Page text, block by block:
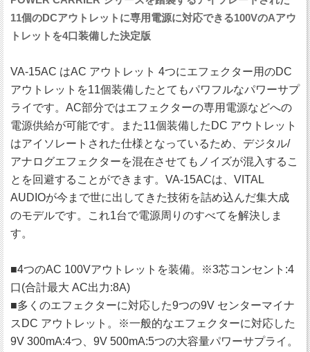
11個のDCアウトレットに専用電源に対応できる100VのAアウ
トレットを4口装備した決定版
VA-15AC はAC アウトレット 4つにエフェクター用のDC
アウトレットを11個装備したとてもパワフルなパワーサプ
ライです。AC部分ではエフェクターの専用電源などへの
電源供給が可能です。また11個装備したDC アウトレット
はアイソレートされた仕様となっているため、デジタル/
アナログエフェクターを混在させてもノイズが混入するこ
とを回避することができます。VA-15ACは、VITAL
AUDIOが今まで世に出してきた技術を詰め込んだ集大成
のモデルです。これ1台で電源周りのすべてを解決しま
す。
■4つのAC 100Vアウトレットを装備。※3芯コンセント:4
口(合計最大 AC出力:8A)
■多くのエフェクターに対応した9つの9V センターマイナ
スDC アウトレット。※一般的なエフェクターに対応した
9V 300mA:4つ、9V 500mA:5つの大容量パワーサプライ。